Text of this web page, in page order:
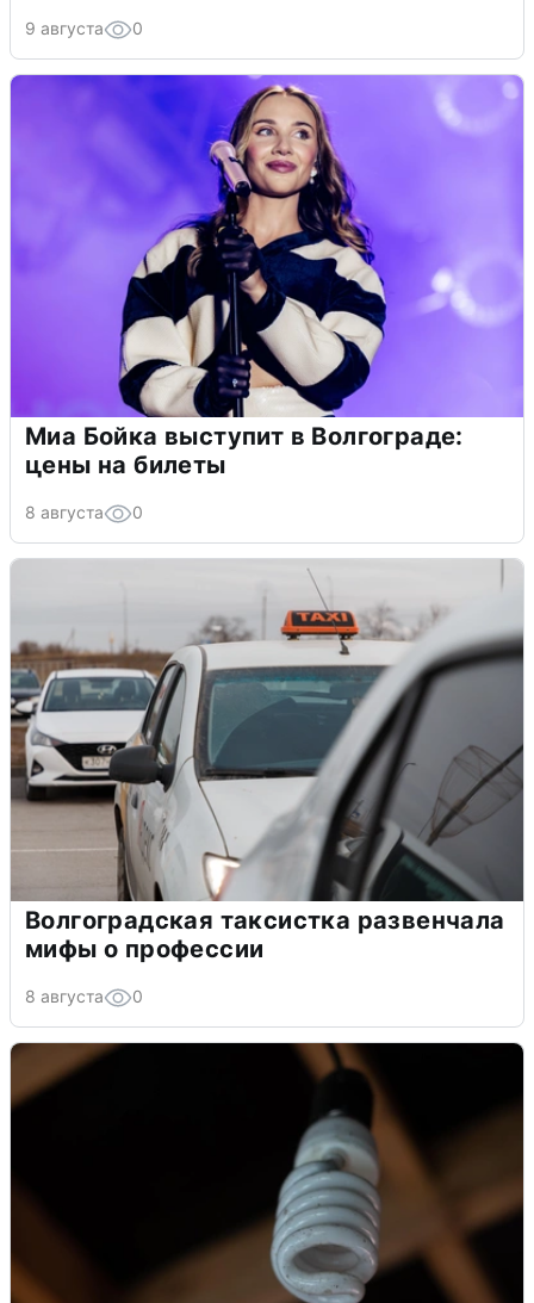
9 августа 0
Миа Бойка выступит в Волгограде:
цены на билеты
8 августа 0
Волгоградская таксистка развенчала
мифы о профессии
8 августа 0